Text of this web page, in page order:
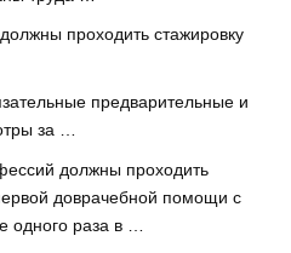
проходить стажировку
предварительные и
за …
должны проходить
доврачебной помощи с
одного раза в …